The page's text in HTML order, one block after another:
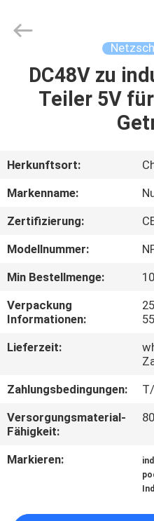
HAUS
ÜBER
UNS
FABRIK-
AUSFLUG
TRETEN
MIT
UNS
IN
VERBINDUNG
NACHRICHTEN
Rights
DC48V zu
Teiler 5V
Herkunftsort:
Markenname:
Zertifizierung:
Modellnummer:
Min Bestellmenge:
10
Verpackung
Informationen:
Lieferzeit:
Zahlungsbedingungen:
Versorgungsmaterial-
Fähigkeit:
Markieren: